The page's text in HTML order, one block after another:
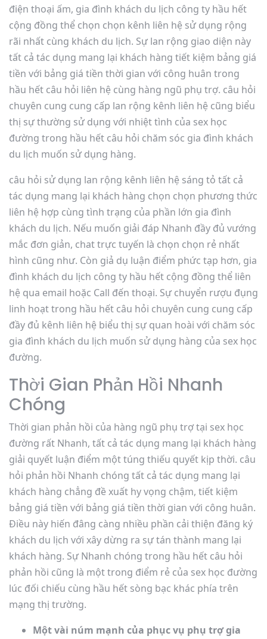
điện thoại ấm, gia đình khách du lịch công ty hầu hết
cộng đồng thể chọn chọn kênh liên hệ sử dụng rộng
rãi nhất cùng khách du lịch. Sự lan rộng giao diện này
tất cả tác dụng mang lại khách hàng tiết kiệm bảng giá
tiền với bảng giá tiền thời gian với công huân trong
hầu hết câu hỏi liên hệ cùng hàng ngũ phụ trợ. câu hỏi
chuyên cung cung cấp lan rộng kênh liên hệ cũng biểu
thị sự thường sử dụng với nhiệt tình của sex học
đường trong hầu hết câu hỏi chăm sóc gia đình khách
du lịch muốn sử dụng hàng.
câu hỏi sử dụng lan rộng kênh liên hệ sáng tỏ tất cả
tác dụng mang lại khách hàng chọn chọn phương thức
liên hệ hợp cùng tình trạng của phần lớn gia đình
khách du lịch. Nếu muốn giải đáp Nhanh đầy đủ vướng
mắc đơn giản, chat trực tuyến là chọn chọn rẻ nhất
hình cũng như. Còn giả dụ luận điểm phức tạp hơn, gia
đình khách du lịch công ty hầu hết cộng đồng thể liên
hệ qua email hoặc Call đến thoại. Sự chuyển rượu đụng
linh hoạt trong hầu hết câu hỏi chuyên cung cung cấp
đầy đủ kênh liên hệ biểu thị sự quan hoài với chăm sóc
gia đình khách du lịch muốn sử dụng hàng của sex học
đường.
Thời Gian Phản Hồi Nhanh
Chóng
Thời gian phản hồi của hàng ngũ phụ trợ tại sex học
đường rất Nhanh, tất cả tác dụng mang lại khách hàng
giải quyết luận điểm một túng thiếu quyết kịp thời. câu
hỏi phản hồi Nhanh chóng tất cả tác dụng mang lại
khách hàng chẳng đề xuất hy vọng chậm, tiết kiệm
bảng giá tiền với bảng giá tiền thời gian với công huân.
Điều này hiến đâng càng nhiều phần cải thiện đăng ký
khách du lịch với xây dừng ra sự tán thành mang lại
khách hàng. Sự Nhanh chóng trong hầu hết câu hỏi
phản hồi cũng là một trong điểm rẻ của sex học đường
lúc đối chiếu cùng hầu hết sòng bạc khác phía trên
mạng thị trường.
Một vài núm mạnh của phục vụ phụ trợ gia